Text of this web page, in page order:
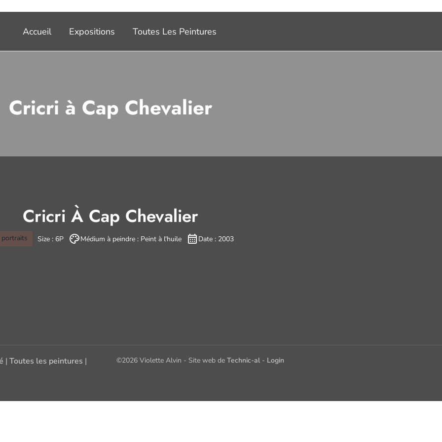
Accueil Expositions Toutes Les Peintures
Cricri à Cap Chevalier
Cricri À Cap Chevalier
Size : 6P Médium à peindre : Peint à l'huile Date : 2003
| Toutes les peintures | ©2026 Violette Alvin - Site web de Technic-al - Login